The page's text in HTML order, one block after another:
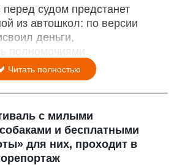
судом предстанет
из автошкол: по версии
деньги,
полномочиями.
Читать полностью
с милыми
и бесплатными
для них, проходит в